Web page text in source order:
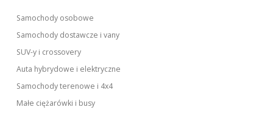
Samochody osobowe
Samochody dostawcze i vany
SUV-y i crossovery
Auta hybrydowe i elektryczne
Samochody terenowe i 4x4
Małe ciężarówki i busy